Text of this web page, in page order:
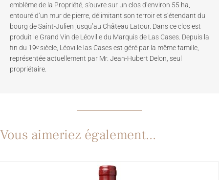
emblème de la Propriété, s’ouvre sur un clos d’environ 55 ha,
entouré d’un mur de pierre, délimitant son terroir et s’étendant du
bourg de Saint-Julien jusqu’au Château Latour. Dans ce clos est
produit le Grand Vin de Léoville du Marquis de Las Cases. Depuis la
fin du 19ᵉ siècle, Léoville las Cases est géré par la même famille,
représentée actuellement par Mr. Jean-Hubert Delon, seul
propriétaire.
Vous aimeriez également...